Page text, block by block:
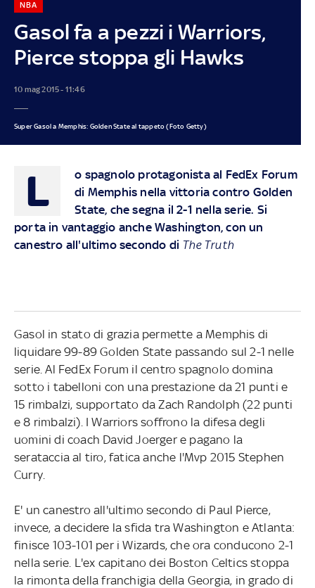
Gasol fa a pezzi i Warriors,
Pierce stoppa gli Hawks
NBA
10 mag 2015 - 11:46
Super Gasol a Memphis: Golden State al tappeto (Foto Getty)
L
o spagnolo protagonista al FedEx Forum
di Memphis nella vittoria contro Golden
State, che segna il 2-1 nella serie. Si
porta in vantaggio anche Washington, con un
canestro all'ultimo secondo di The Truth
Gasol in stato di grazia permette a Memphis di
liquidare 99-89 Golden State passando sul 2-1 nelle
serie. Al FedEx Forum il centro spagnolo domina
sotto i tabelloni con una prestazione da 21 punti e
15 rimbalzi, supportato da Zach Randolph (22 punti
e 8 rimbalzi). I Warriors soffrono la difesa degli
uomini di coach David Joerger e pagano la
serataccia al tiro, fatica anche l'Mvp 2015 Stephen
Curry.
E' un canestro all'ultimo secondo di Paul Pierce,
invece, a decidere la sfida tra Washington e Atlanta:
finisce 103-101 per i Wizards, che ora conducono 2-1
nella serie. L'ex capitano dei Boston Celtics stoppa
la rimonta della franchigia della Georgia, in grado di